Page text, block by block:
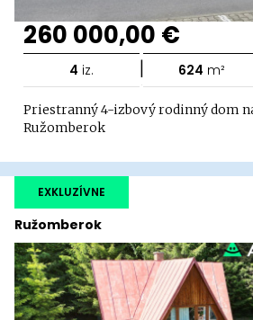
260 000,00 €
4 iz. | 624 m²
Priestranný 4-izbový rodinný dom
Ružomberok
Ružomberok
EXKLUZÍVNE